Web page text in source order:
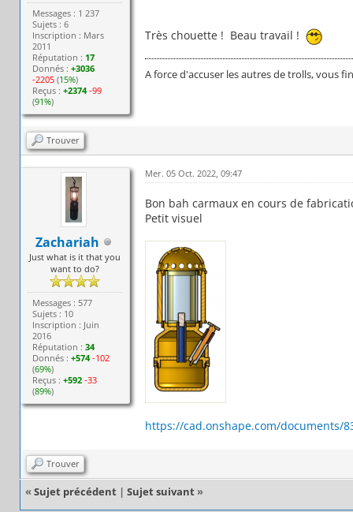
Messages : 1 237
Sujets : 6
Inscription : Mars
2011
Réputation : 17
Donnés :+3036
-2205 (15%)
Reçus :+2374 -99
(91%)
Très chouette ! Beau travail !
A force d'accuser les autres de trolls, vous
Trouver
Zachariah
Just what is it that you
want to do?
Messages : 577
Sujets : 10
Inscription : Juin
2016
Réputation :34
Donnés :+574 -102
(69%)
Reçus :+592 -33
(89%)
Mer. 05 Oct. 2022, 09:47
Bon bah carmaux en cours de
Petit visuel
https://cad.onshape.com/documents/
Trouver
« Sujet précédent | Sujet suivant »